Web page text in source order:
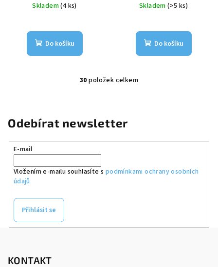
Skladem(4 ks)
Do košíku
Skladem(>5 ks)
Do košíku
O
á
d
a
p
v
30 položek celkem
Odebírat newsletter
E-mail
Vložením e-mailu souhlasíte s podmínkami ochrany osobních
údajů
Přihlásit se
KONTAKT